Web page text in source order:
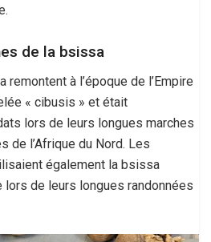
de la bsissa
à l’époque de l’Empire
« cibusis » et était
lors de leurs longues marches
de l’Afrique du Nord. Les
également la bsissa
lors de leurs longues randonnées